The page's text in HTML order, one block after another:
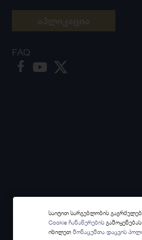
FAQ
საიტით სარგებლობის
Cookie ჩანაწერების
იხილეთმონაცემთა დაცვის